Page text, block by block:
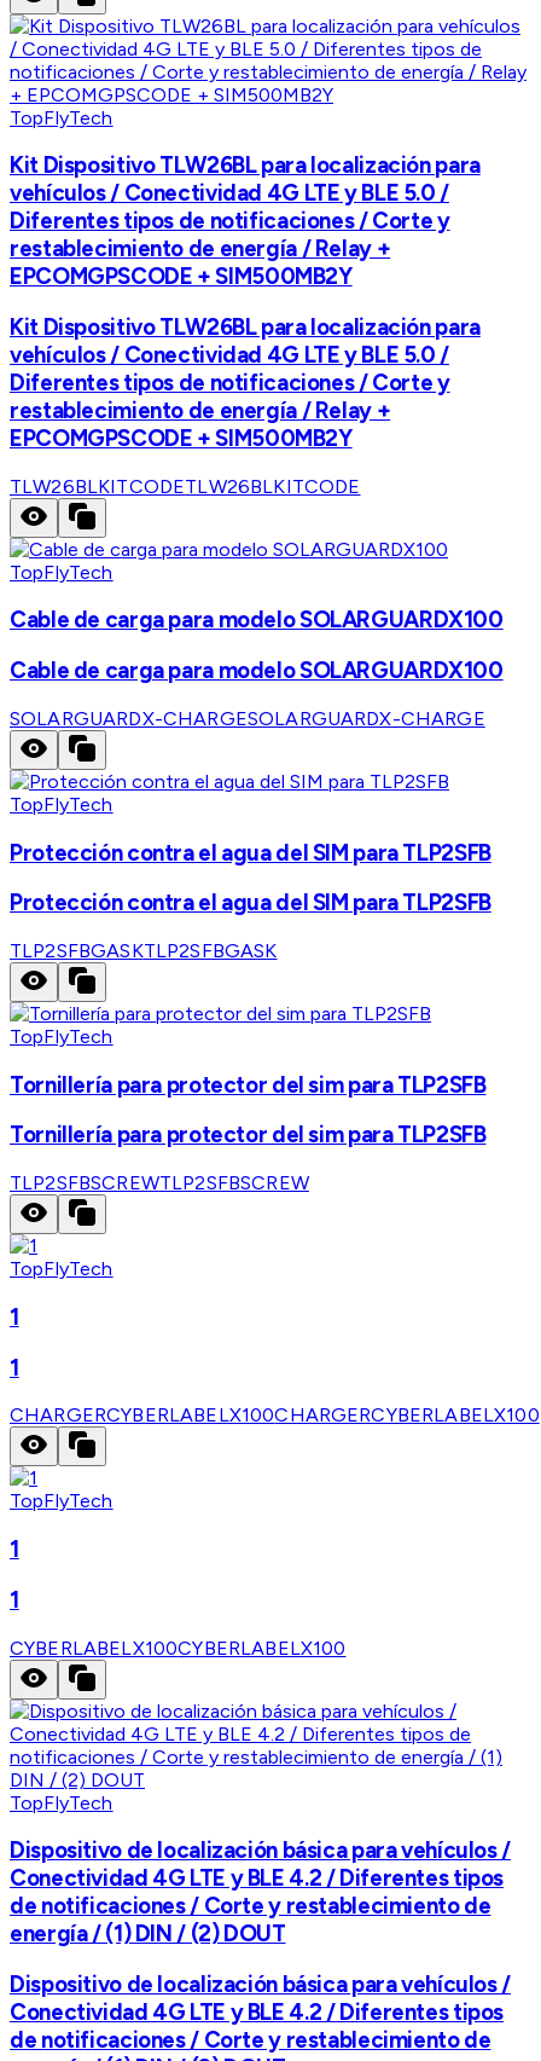
TopFlyTech
Kit Dispositivo TLW26BL para localización para
vehículos / Conectividad 4G LTE y BLE 5.0 /
Diferentes tipos de notificaciones / Corte y
restablecimiento de energía / Relay +
EPCOMGPSCODE + SIM500MB2Y
Kit Dispositivo TLW26BL para localización para
vehículos / Conectividad 4G LTE y BLE 5.0 /
Diferentes tipos de notificaciones / Corte y
restablecimiento de energía / Relay +
EPCOMGPSCODE + SIM500MB2Y
TLW26BLKITCODETLW26BLKITCODE
TopFlyTech
Cable de carga para modelo SOLARGUARDX100
Cable de carga para modelo SOLARGUARDX100
SOLARGUARDX-CHARGESOLARGUARDX-CHARGE
TopFlyTech
Protección contra el agua del SIM para TLP2SFB
Protección contra el agua del SIM para TLP2SFB
TLP2SFBGASKTLP2SFBGASK
TopFlyTech
Tornillería para protector del sim para TLP2SFB
Tornillería para protector del sim para TLP2SFB
TLP2SFBSCREWTLP2SFBSCREW
TopFlyTech
1
1
CHARGERCYBERLABELX100CHARGERCYBERLABELX100
TopFlyTech
1
1
CYBERLABELX100CYBERLABELX100
TopFlyTech
Dispositivo de localización básica para vehículos /
Conectividad 4G LTE y BLE 4.2 / Diferentes tipos
de notificaciones / Corte y restablecimiento de
energía / (1) DIN / (2) DOUT
Dispositivo de localización básica para vehículos /
Conectividad 4G LTE y BLE 4.2 / Diferentes tipos
de notificaciones / Corte y restablecimiento de